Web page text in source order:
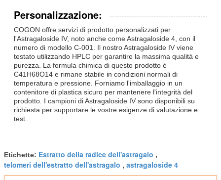
Personalizzazione:
COGON offre servizi di prodotto personalizzati per
l'Astragaloside IV, noto anche come Astragaloside 4, con il
numero di modello C-001. Il nostro Astragaloside IV viene
testato utilizzando HPLC per garantire la massima qualità e
purezza. La formula chimica di questo prodotto è
C41H68O14 e rimane stabile in condizioni normali di
temperatura e pressione. Forniamo l'imballaggio in un
contenitore di plastica sicuro per mantenere l'integrità del
prodotto. I campioni di Astragaloside IV sono disponibili su
richiesta per supportare le vostre esigenze di valutazione e
test.
Etichette: Estratto della radice dell'astragalo ,
telomeri dell'estratto dell'astragalo , astragaloside 4